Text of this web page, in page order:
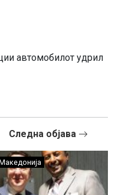
автомобилот удрил
Следна објава